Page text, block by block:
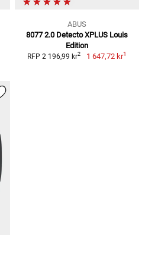
ABUS
8077 2.0 Detecto XPLUS Louis
Edition
RFP 2 196,99 kr2 1 647,72 kr1